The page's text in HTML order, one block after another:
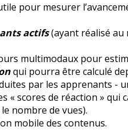
pour mesurer
actifs(ayant réalisé au
multimodaux pour
qui pourra être calculé
par les apprenants -
« scores de réaction »
nombre de vues).
mobile des contenus.